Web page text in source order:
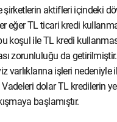
aktifleri içindeki
eğer TL ticari kredi
koşul ile TL kredi
zorunluluğu da
varlıklarına işleri
dolar TL kredilerin
başlamıştır.